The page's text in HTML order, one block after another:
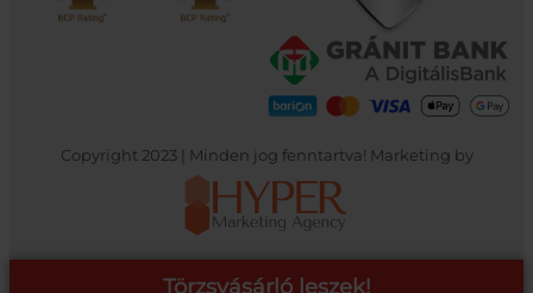
Copyright 2023 | Minden jog fenntartva! Marketing by
Törzsvásárló leszek!